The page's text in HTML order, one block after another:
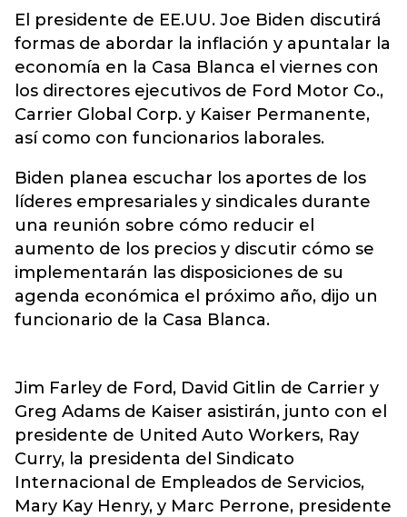
El presidente de EE.UU. Joe Biden discutirá
formas de abordar la inflación y apuntalar la
economía en la Casa Blanca el viernes con
los directores ejecutivos de Ford Motor Co.,
Carrier Global Corp. y Kaiser Permanente,
así como con funcionarios laborales.
Biden planea escuchar los aportes de los
líderes empresariales y sindicales durante
una reunión sobre cómo reducir el
aumento de los precios y discutir cómo se
implementarán las disposiciones de su
agenda económica el próximo año, dijo un
funcionario de la Casa Blanca.
Jim Farley de Ford, David Gitlin de Carrier y
Greg Adams de Kaiser asistirán, junto con el
presidente de United Auto Workers, Ray
Curry, la presidenta del Sindicato
Internacional de Empleados de Servicios,
Mary Kay Henry, y Marc Perrone, presidente